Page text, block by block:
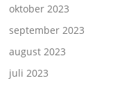
oktober 2023
september 2023
august 2023
juli 2023